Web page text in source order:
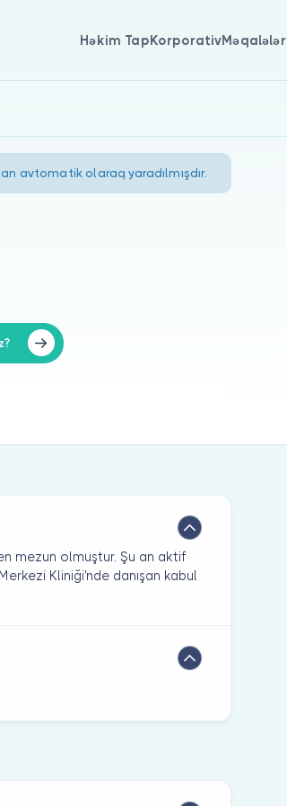
Həkim TapKorporativMəqalələr
avtomatik olaraq yaradılmışdır.
mezun olmuştur. Şu an aktif
Kliniği'nde danışan kabul